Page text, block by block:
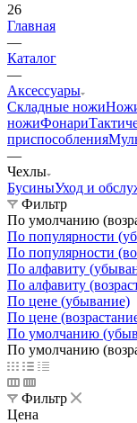
26
Главная
—
Каталог
—
Аксессуары
Складные ножи
ножиФонари
приспособления
—
Чехлы
БусиныУход и
Фильтр
По умолчанию
По популярности
По популярности
По алфавиту
По алфавиту
По цене (убывание)
По цене
По умолчанию
По умолчанию
Фильтр
Цена